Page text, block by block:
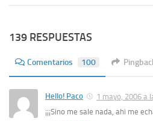
139 RESPUESTAS
Comentarios 100
Hello! Paco
1 mayo, 2006 a
¡¡¡Sino me sale nada, ahi me